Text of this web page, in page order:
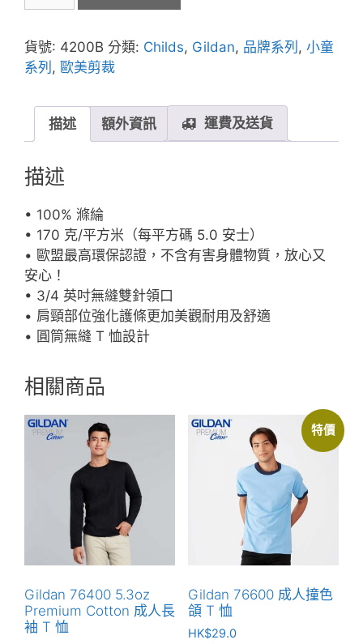
Performance
童
運
T
恤
數
貨號: 4200B 分類: Childs, Gildan, 品牌系列 , 小童
系列 , 歐美剪裁
描述 額外資訊 運費及送貨
描述
• 100% 滌綸
• 170 克/平方米（每平方碼 5.0 安士）
• 歐盟最高環保認證，不含有害身體物質，放心又
安心！
• 3/4 英吋無縫雙針領口
• 肩頸部位強化護條更加美觀耐用及舒適
• 圓筒無縫 T 恤設計
相關商品
Gildan 76400 5.3oz
Premium Cotton 成人長
袖 T 恤
特價
Gildan 76600 成人撞色
頜 T 恤
HK$29.0